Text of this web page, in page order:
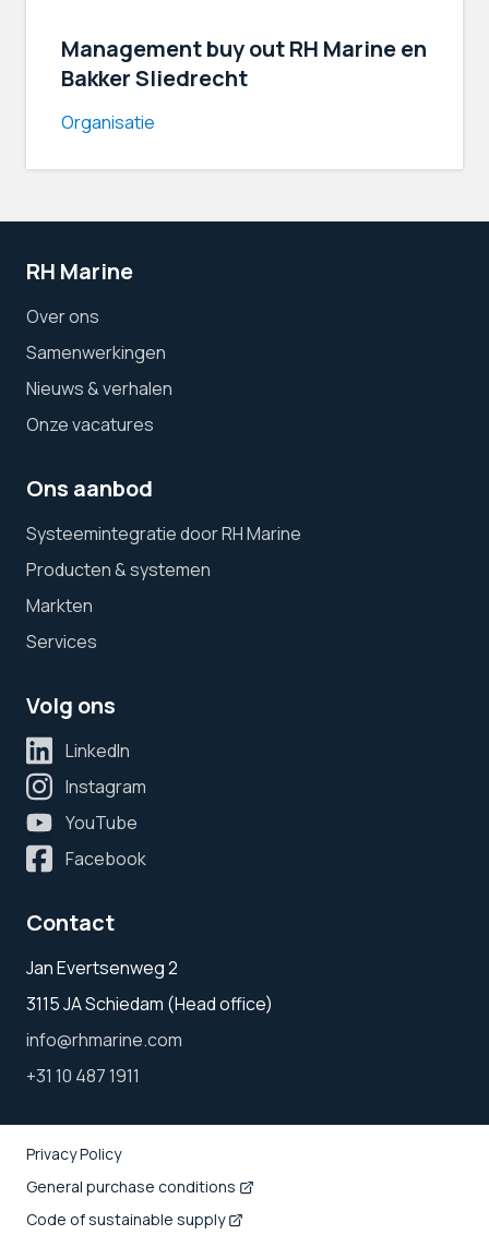
Management buy out RH Marine en
Bakker Sliedrecht
Organisatie
RH Marine
Over ons
Samenwerkingen
Nieuws & verhalen
Onze vacatures
Ons aanbod
Systeemintegratie door RH Marine
Producten & systemen
Markten
Services
Volg ons
LinkedIn
Instagram
YouTube
Facebook
Contact
Jan Evertsenweg 2
3115 JA Schiedam (Head office)
info@rhmarine.com
+31 10 487 1911
Privacy Policy
General purchase conditions
Code of sustainable supply